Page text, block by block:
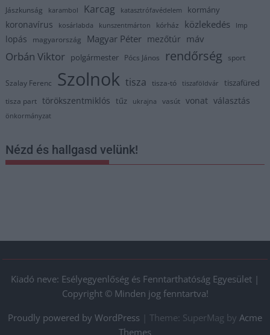
Jászkunság karambol Karcag katasztrófavédelem kormány
koronavírus kosárlabda kunszentmárton kórház közlekedés lmp
lopás magyarország Magyar Péter mezőtúr máv
Orbán Viktor polgármester Pócs János rendőrség sport
Szalay Ferenc Szolnok tisza tisza-tó tiszaföldvár tiszafüred
tisza part törökszentmiklós tűz ukrajna vasút vonat választás
önkormányzat
Nézd és hallgasd velünk!
Kiadó neve: Esélyegyenlőség és Fenntarthatóság Egyesület |
Copyright © Minden jog fenntartva!
Proudly powered by WordPress
Theme: SuperMag by Acme
Themes